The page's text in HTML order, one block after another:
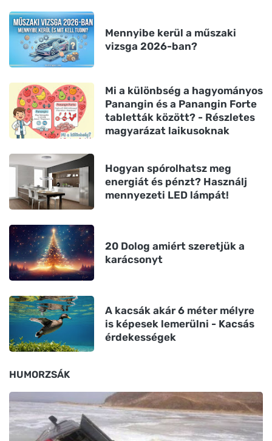
Mennyibe kerül a műszaki
vizsga 2026-ban?
Mi a különbség a hagyományos
Panangin és a Panangin Forte
tabletták között? - Részletes
magyarázat laikusoknak
Hogyan spórolhatsz meg
energiát és pénzt? Használj
mennyezeti LED lámpát!
20 Dolog amiért szeretjük a
karácsonyt
A kacsák akár 6 méter mélyre
is képesek lemerülni - Kacsás
érdekességek
HUMORZSÁK